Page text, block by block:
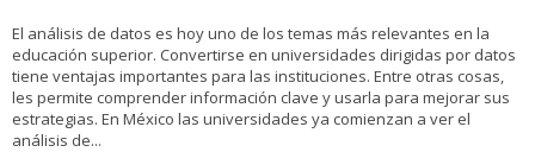
El análisis de datos es hoy uno de los temas más relevantes en la
educación superior. Convertirse en universidades dirigidas por datos
tiene ventajas importantes para las instituciones. Entre otras cosas,
les permite comprender información clave y usarla para mejorar sus
estrategias. En México las universidades ya comienzan a ver el
análisis de...